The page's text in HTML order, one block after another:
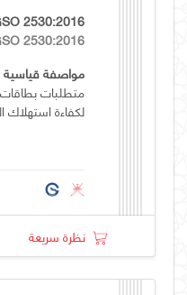
2530:2016
2530:2016
مواصفة قياسية
متطلبات بطاقات
لكفاءة استهلاك
نظرة سريعة